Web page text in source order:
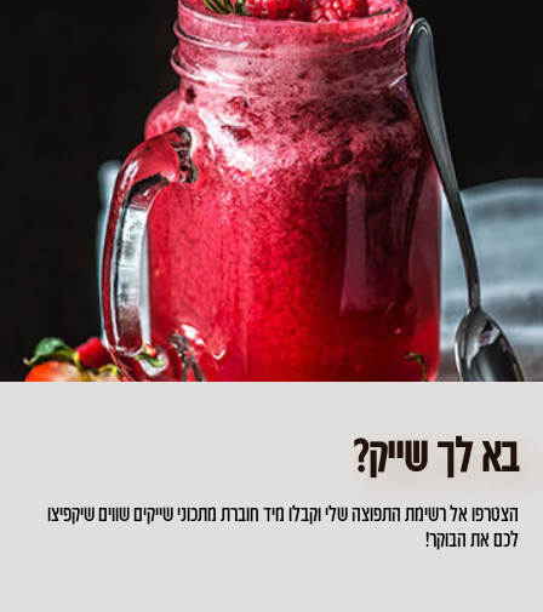
פורמולה טבעית לחיזוק מערכת החיסון
₪200.00
לרכישה
הקליניקה שלי
בא לך שייק?
הצטרפו אל רשימת התפוצה שלי וקבלו מיד חוברת מתכוני שייקים שווים שיקפיצו
לכם את הבוקר!